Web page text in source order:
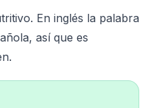
En inglés la palabra
así que es